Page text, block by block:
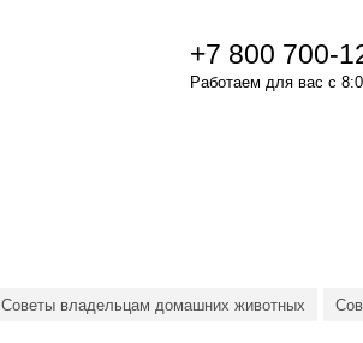
+7 800 700-
Работаем для вас с
Советы владельцам домашних животных